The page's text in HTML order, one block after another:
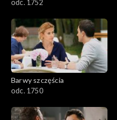
odc. 1752
Barwy szczęścia
odc. 1750